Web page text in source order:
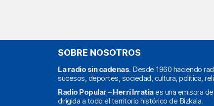
SOBRE NOSOTROS
La radio sin cadenas. Desde 1960 haciendo
sucesos, deportes, sociedad, cultura, política,
Radio Popular – Herri Irratiaes una emisora
dirigida a todo el territorio histórico de Bizkaia.